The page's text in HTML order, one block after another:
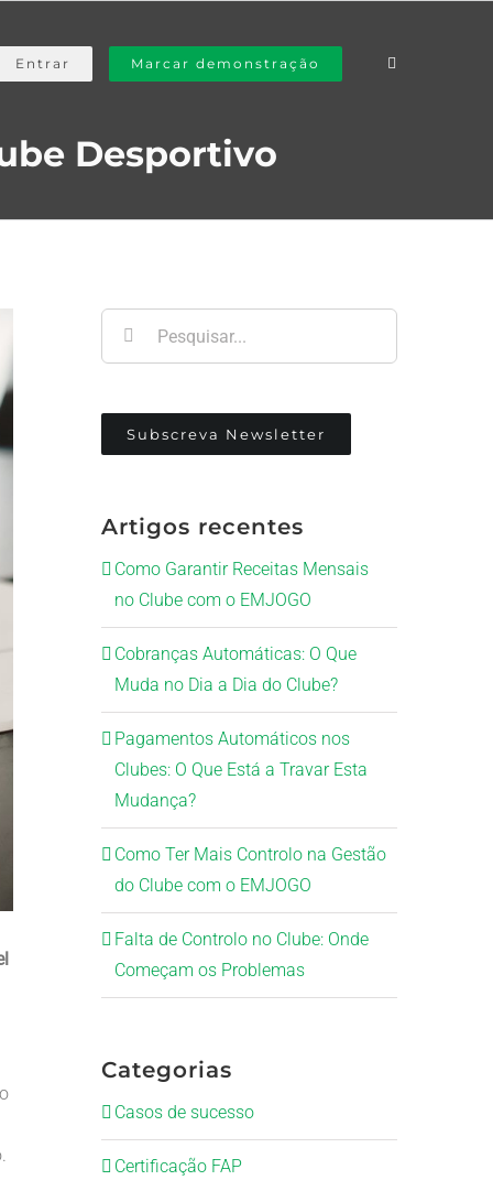
Entrar Marcar demonstração
Desportivo
Subscreva Newsletter
Artigos recentes
Como Garantir Receitas Mensais
no Clube com o EMJOGO
Cobranças Automáticas: O Que
Muda no Dia a Dia do Clube?
Pagamentos Automáticos nos
Clubes: O Que Está a Travar Esta
Mudança?
Como Ter Mais Controlo na Gestão
do Clube com o EMJOGO
Falta de Controlo no Clube: Onde
Começam os Problemas
Categorias
Casos de sucesso
Certificação FAP